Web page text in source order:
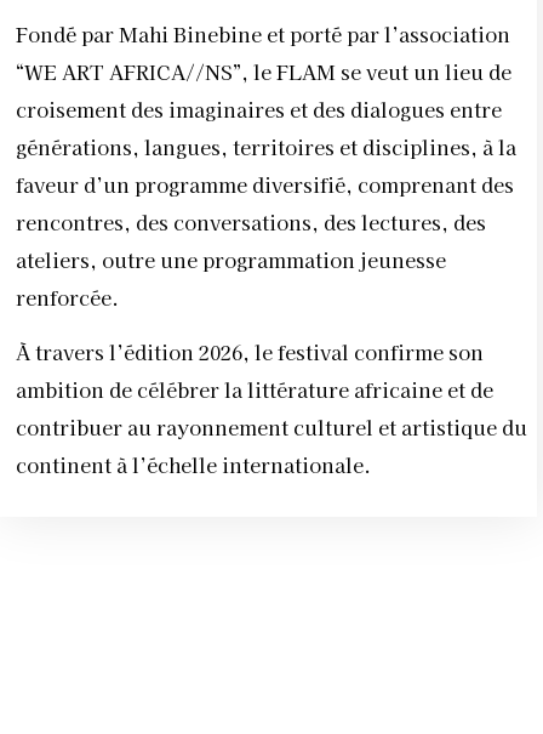
Fondé par Mahi Binebine et porté par l’association
“WE ART AFRICA//NS”, le FLAM se veut un lieu de
croisement des imaginaires et des dialogues entre
générations, langues, territoires et disciplines, à la
faveur d’un programme diversifié, comprenant des
rencontres, des conversations, des lectures, des
ateliers, outre une programmation jeunesse
renforcée.
À travers l’édition 2026, le festival confirme son
ambition de célébrer la littérature africaine et de
contribuer au rayonnement culturel et artistique du
continent à l’échelle internationale.